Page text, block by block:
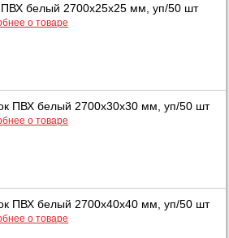
ПВХ белый 2700x25x25 мм, уп/50 шт
о товаре
ПВХ белый 2700x30x30 мм, уп/50 шт
о товаре
ПВХ белый 2700x40x40 мм, уп/50 шт
о товаре